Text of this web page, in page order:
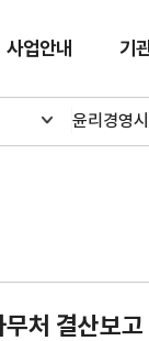
사업안내 기
윤리경영
처 결산보고